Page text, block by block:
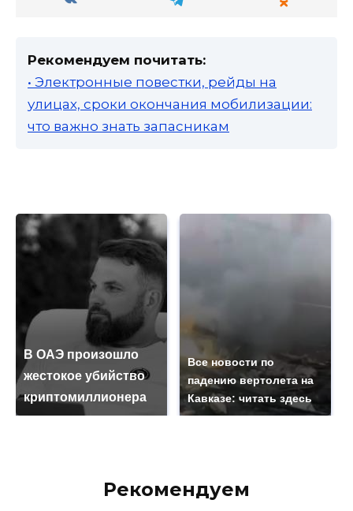
Рекомендуем почитать:
• Электронные повестки, рейды на
улицах, сроки окончания мобилизации:
что важно знать запасникам
В ОАЭ произошло
жестокое убийство
криптомиллионера
Все новости по
падению вертолета на
Кавказе: читать здесь
Рекомендуем